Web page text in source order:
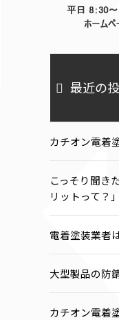
最近の
カチオン電着
こっそり聞き
リットって？」
電着塗装業者
大型製品の防
カチオン電着